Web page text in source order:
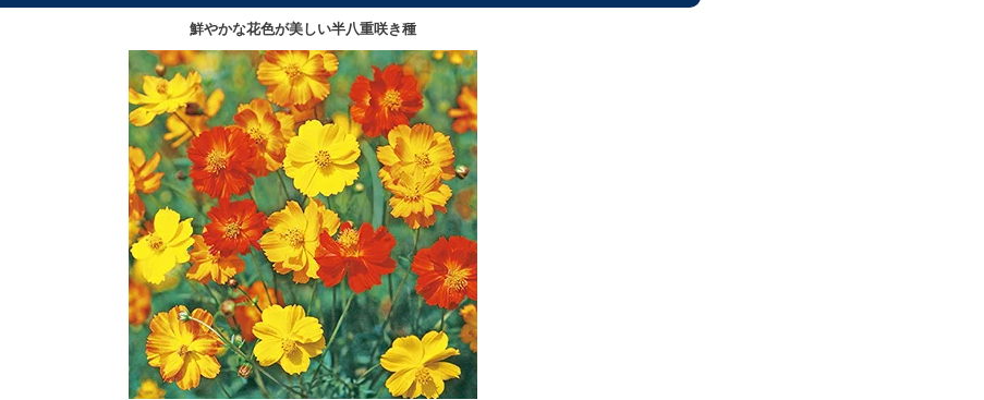
鮮やかな花色が美しい半八重咲き種